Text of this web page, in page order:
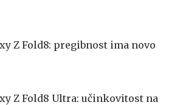
Z Fold8: pregibnost ima novo
Z Fold8 Ultra: učinkovitost na